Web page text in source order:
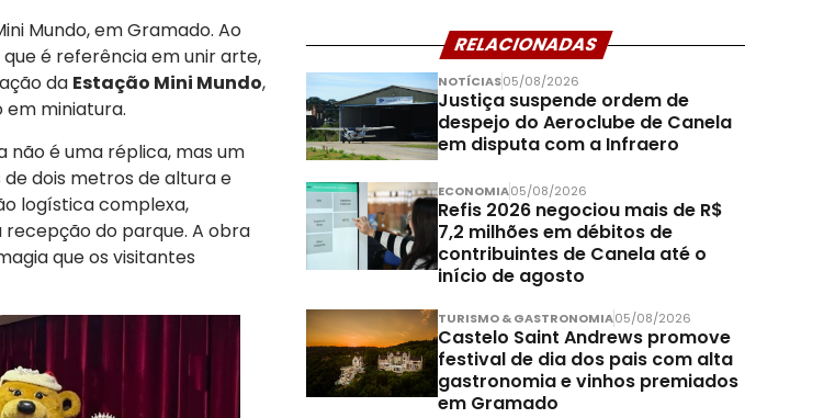
Mundo, em Gramado. Ao
é referência em unir arte,
da Estação Mini Mundo,
em miniatura.
não é uma réplica, mas um
de dois metros de altura e
logística complexa,
recepção do parque. A obra
que os visitantes
RELACIONADAS
NOTÍCIAS05/08/2026
Justiça suspende ordem de
despejo do Aeroclube de Canela
em disputa com a Infraero
ECONOMIA05/08/2026
Refis 2026 negociou mais de R$
7,2 milhões em débitos de
contribuintes de Canela até o
início de agosto
TURISMO & GASTRONOMIA05/08/2026
Castelo Saint Andrews promove
festival de dia dos pais com alta
gastronomia e vinhos premiados
em Gramado